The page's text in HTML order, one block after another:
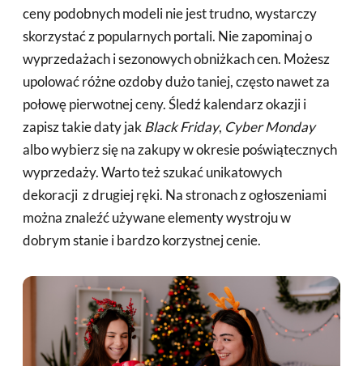
ceny podobnych modeli nie jest trudno, wystarczy
skorzystać z popularnych portali. Nie zapominaj o
wyprzedażach i sezonowych obniżkach cen. Możesz
upolować różne ozdoby dużo taniej, często nawet za
połowę pierwotnej ceny. Śledź kalendarz okazji i
zapisz takie daty jakBlack Friday, Cyber Monday
albo wybierz się na zakupy w okresie poświątecznych
wyprzedaży. Warto też szukać unikatowych
dekoracji z drugiej ręki. Na stronach z ogłoszeniami
można znaleźć używane elementy wystroju w
dobrym stanie i bardzo korzystnej cenie.